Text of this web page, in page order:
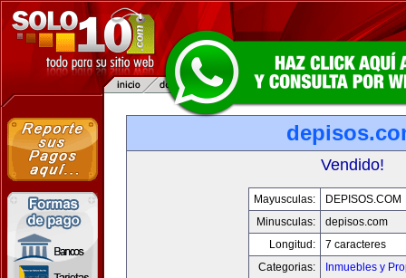
Vendido!
Mayusculas:
DEPISOS.COM
Minusculas:
depisos.com
Longitud:
7 caracteres
Categorias:
Inmuebles y